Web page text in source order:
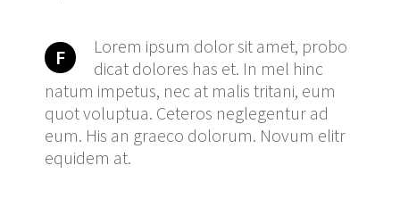
F
Lorem ipsum dolor sit amet, probo
dicat dolores has et. In mel hinc
natum impetus, nec at malis tritani, eum
quot voluptua. Ceteros neglegentur ad
eum. His an graeco dolorum. Novum elitr
equidem at.